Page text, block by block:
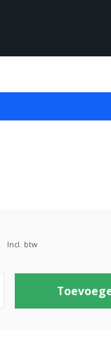
Incl. btw